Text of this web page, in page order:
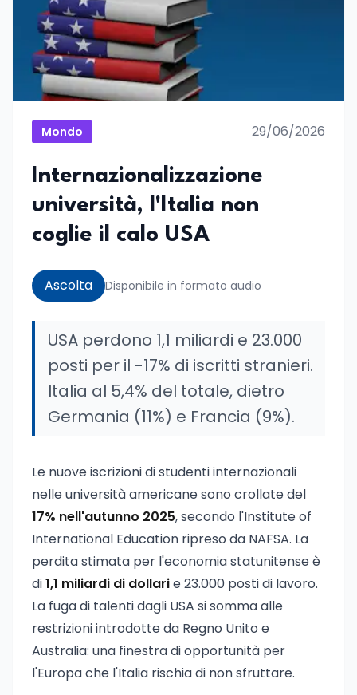
Mondo 29/06/2026
Internazionalizzazione
università, l'Italia non
coglie il calo USA
Ascolta Disponibile in formato audio
USA perdono 1,1 miliardi e 23.000
posti per il -17% di iscritti stranieri.
Italia al 5,4% del totale, dietro
Germania (11%) e Francia (9%).
Le nuove iscrizioni di studenti internazionali
nelle università americane sono crollate del
17% nell'autunno 2025, secondo l'Institute of
International Education ripreso da NAFSA. La
perdita stimata per l'economia statunitense è
di1,1 miliardi di dollarie 23.000 posti di lavoro.
La fuga di talenti dagli USA si somma alle
restrizioni introdotte da Regno Unito e
Australia: una finestra di opportunità per
l'Europa che l'Italia rischia di non sfruttare.